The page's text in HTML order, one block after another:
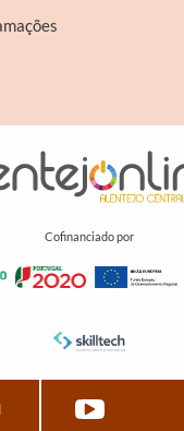
Cofinanciado por